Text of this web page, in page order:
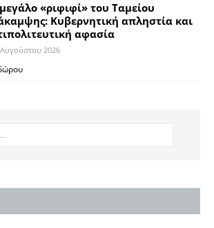
«ριφιφί» του Ταμείου
Κυβερνητική απληστία και
αφασία
2026